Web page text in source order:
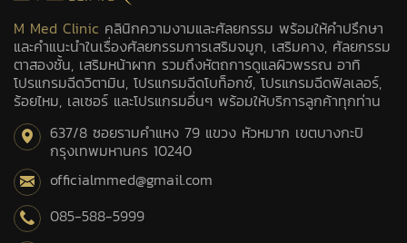
M Med Clinic คลินิกความงามและศัลยกรรม พร้อมให้คำปรึกษา
และคำแนะนำในเรื่องศัลยกรรมการเสริมจมูก, เสริมคาง, ศัลยกรรม
ตาสองชั้น, เสริมหน้าผาก รวมถึงหัตถการดูแลผิวพรรณ อาทิ
โปรแกรมฉีดวิตามิน, โปรแกรมฉีดโบท็อกซ์, โปรแกรมฉีดฟิลเลอร์,
ร้อยไหม, เลเซอร์ และโปรแกรมอื่นๆ พร้อมให้บริการลูกค้าทุกท่าน
637/8 ซอยรามคำแหง 79 แขวง หัวหมาก เขตบางกะปิ
กรุงเทพมหานคร 10240
officialmmed@gmail.com
085-588-5999